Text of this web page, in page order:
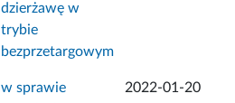
dzierżawę w
trybie
bezprzetargowym
w sprawie
2022-01-20